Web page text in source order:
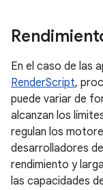
En el caso de las
RenderScript,
puede variar de
alcanzan los
regulan los
desarrolladores
rendimiento y
las capacidades